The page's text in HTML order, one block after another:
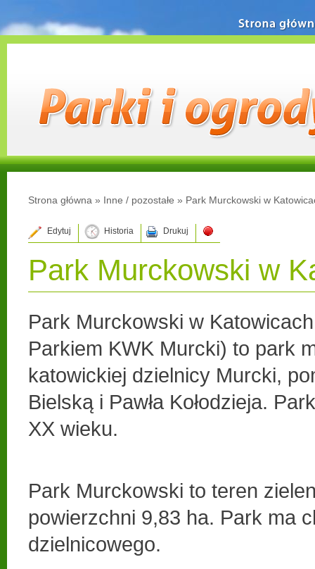
Strona główna » Inne / pozostałe » Park Murckowski w
Edytuj Historia Drukuj
Park Murckowski w
Park Murckowski w
Parkiem KWK Murcki) to park
katowickiej dzielnicy Murcki,
Bielską i Pawła Kołodzieja.
XX wieku.
Park Murckowski to teren
powierzchni 9,83 ha. Park ma
dzielnicowego.
Strona główna